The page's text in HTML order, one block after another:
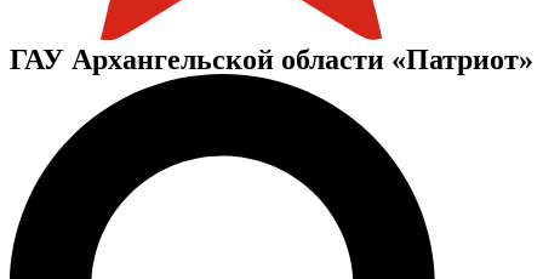
ГАУ Архангельской области «Патриот»